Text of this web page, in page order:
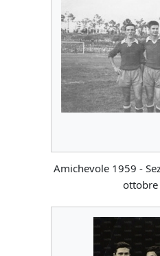
Amichevole 1959 -
ottobre